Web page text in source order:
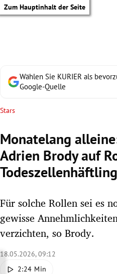
Zum Hauptinhalt der Seite
Untermenü
Untermenü
Wählen Sie KURIER als
Google-Quelle
Stars
Monatelang
Adrien Brody auf
Für solche Rollen sei es
gewisse
verzichten, so Brody.
18.05.2026, 09:12
2:24 Min